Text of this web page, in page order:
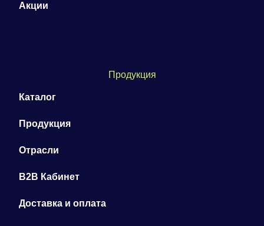
Акции
Продукция
Каталог
Продукция
Отрасли
B2B Кабинет
Доставка и оплата